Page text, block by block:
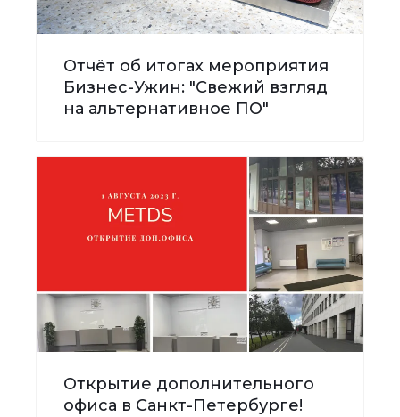
Отчёт об итогах мероприятия
Бизнес-Ужин: "Свежий взгляд
на альтернативное ПО"
Открытие дополнительного
офиса в Санкт-Петербурге!